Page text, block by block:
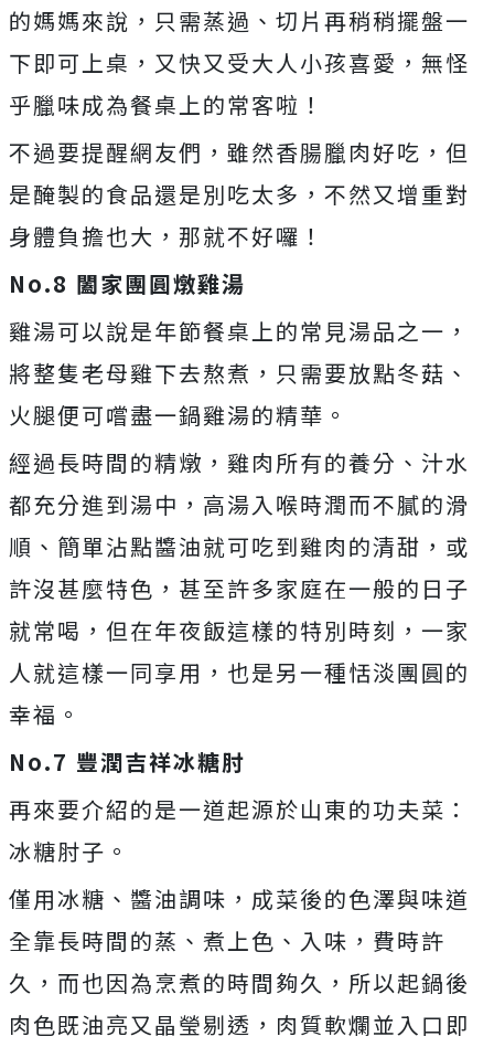
的媽媽來說，只需蒸過、切片再稍稍擺盤一
下即可上桌，又快又受大人小孩喜愛，無怪
乎臘味成為餐桌上的常客啦！
不過要提醒網友們，雖然香腸臘肉好吃，但
是醃製的食品還是別吃太多，不然又增重對
身體負擔也大，那就不好囉！
No.8 闔家團圓燉雞湯
雞湯可以說是年節餐桌上的常見湯品之一，
將整隻老母雞下去熬煮，只需要放點冬菇、
火腿便可嚐盡一鍋雞湯的精華。
經過長時間的精燉，雞肉所有的養分、汁水
都充分進到湯中，高湯入喉時潤而不膩的滑
順、簡單沾點醬油就可吃到雞肉的清甜，或
許沒甚麼特色，甚至許多家庭在一般的日子
就常喝，但在年夜飯這樣的特別時刻，一家
人就這樣一同享用，也是另一種恬淡團圓的
幸福。
No.7 豐潤吉祥冰糖肘
再來要介紹的是一道起源於山東的功夫菜：
冰糖肘子。
僅用冰糖、醬油調味，成菜後的色澤與味道
全靠長時間的蒸、煮上色、入味，費時許
久，而也因為烹煮的時間夠久，所以起鍋後
肉色既油亮又晶瑩剔透，肉質軟爛並入口即